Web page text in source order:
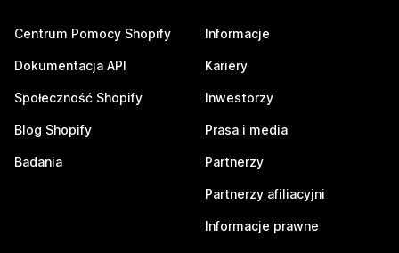
Centrum Pomocy Shopify
Dokumentacja API
Społeczność Shopify
Blog Shopify
Badania
Informacje
Kariery
Inwestorzy
Prasa i media
Partnerzy
Partnerzy afiliacyjni
Informacje prawne